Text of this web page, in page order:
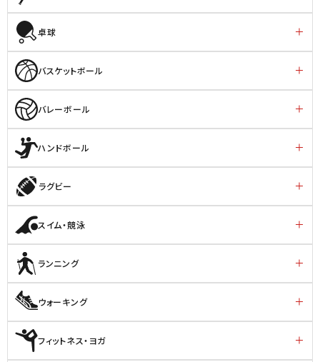
卓球
バスケットボール
バレーボール
ハンドボール
ラグビー
スイム・競泳
ランニング
ウォーキング
フィットネス・ヨガ